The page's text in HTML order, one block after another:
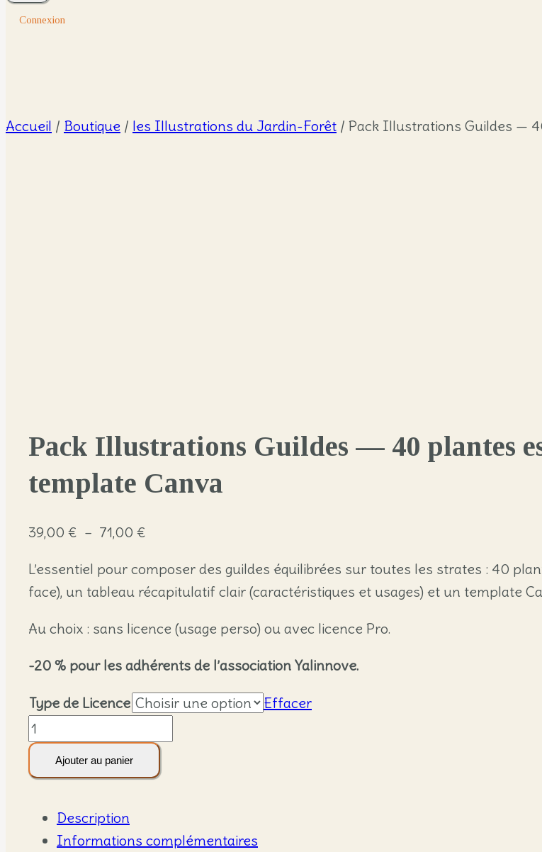
Connexion
Accueil / Boutique / les Illustrations du Jardin-Forêt / Pack Illustrations Guildes —
Pack Illustrations Guildes — 40 plantes
template Canva
39,00 € – 71,00 €
prix :
39,00 €
à
L’essentiel pour composer des guildes équilibrées sur toutes les strates : 40
face), un tableau récapitulatif clair (caractéristiques et usages) et un template
Au choix : sans licence (usage perso) ou avec licence Pro.
-20 % pour les adhérents de l’association Yalinnove.
Type de Licence
Effacer
quantité
de
Pack
Guildes
Ajouter au panier
Description
Informations complémentaires